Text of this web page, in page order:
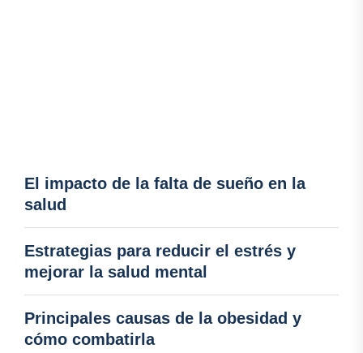
El impacto de la falta de sueño en la
salud
Estrategias para reducir el estrés y
mejorar la salud mental
Principales causas de la obesidad y
cómo combatirla